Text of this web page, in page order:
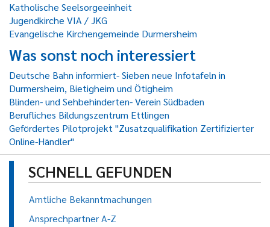
Katholische Seelsorgeeinheit
Jugendkirche VIA / JKG
Evangelische Kirchengemeinde Durmersheim
Was sonst noch interessiert
Deutsche Bahn informiert- Sieben neue Infotafeln in
Durmersheim, Bietigheim und Ötigheim
Blinden- und Sehbehinderten- Verein Südbaden
Berufliches Bildungszentrum Ettlingen
Gefördertes Pilotprojekt "Zusatzqualifikation Zertifizierter
Online-Händler"
SCHNELL GEFUNDEN
Amtliche Bekanntmachungen
Ansprechpartner A-Z